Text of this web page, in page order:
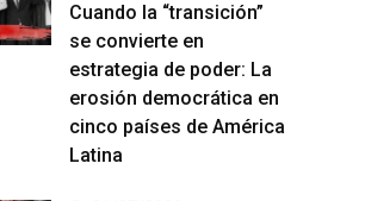
Cuando la “transición”
se convierte en
estrategia de poder: La
erosión democrática en
cinco países de América
Latina